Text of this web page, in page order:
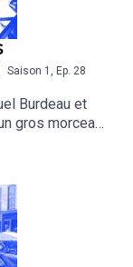
Saison 1 , Ep. 28
Burdeau et
gros morceau
Et à la
une table
où l'on
que la